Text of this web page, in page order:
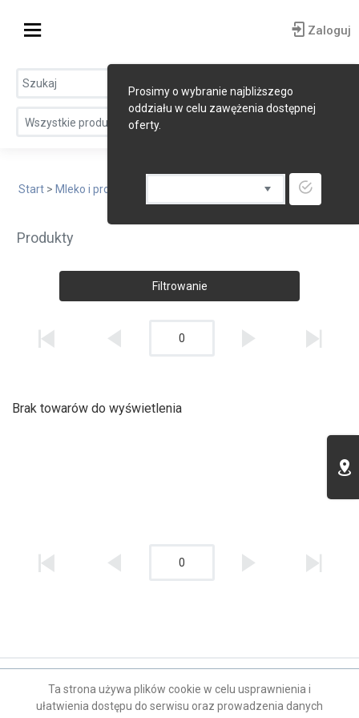
Zaloguj
Wszystkie produkty
Prosimy o wybranie najbliższego
oddziału w celu zawężenia dostępnej
oferty.
Start > Mleko i produkty mleczne > Lody gastronomiczne
Produkty
Filtrowanie
0
Brak towarów do wyświetlenia
0
Kontakt
Ta strona używa plików cookie w celu usprawnienia i
ułatwienia dostępu do serwisu oraz prowadzenia danych